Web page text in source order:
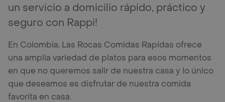
un servicio a domicilio rápido, práctico y
seguro con Rappi!
En Colombia, Las Rocas Comidas Rapidas ofrece
una amplia variedad de platos para esos momentos
en que no queremos salir de nuestra casa y lo único
que deseamos es disfrutar de nuestra comida
favorita en casa.